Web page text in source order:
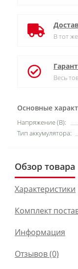
Основные
Напряжение (В):
Тип аккумулятора:
В тот
Весь
Обзор товара
Характеристики
Комплект
Информация
Отзывов (0)